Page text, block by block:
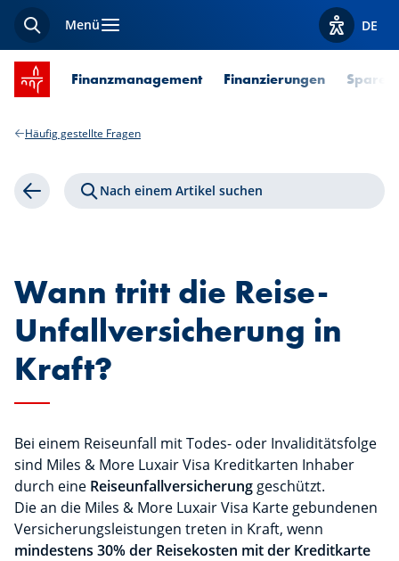
SucheMenü Optionen
DE
Startseite SPUERKEESS
Finanzmanagement Finanzierungen Sparen
Häufig gestellte Fragen
Zurück Nach einem Artikel suchen
Wann tritt die Reise-
Unfallversicherung in
Kraft?
Bei einem Reiseunfall mit Todes- oder Invaliditätsfolge
sind Miles & More Luxair Visa Kreditkarten Inhaber
durch eine Reiseunfallversicherung geschützt.
Die an die Miles & More Luxair Visa Karte gebundenen
Versicherungsleistungen treten in Kraft, wenn
mindestens 30% der Reisekosten mit der Kreditkarte